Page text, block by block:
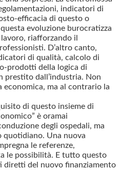
indicatori di
efficacia di questo o
evoluzione burocratizza
riafforzando il
D’altro canto,
di qualità, calcolo di
prodotti della logica di
prestito dall’industria. Non
economica, ma al contrario la
di questo insieme di
è oramai
degli ospedali, ma
quotidiano. Una nuova
le referenze,
le possibilità. E tutto questo
diretti del nuovo finanziamento